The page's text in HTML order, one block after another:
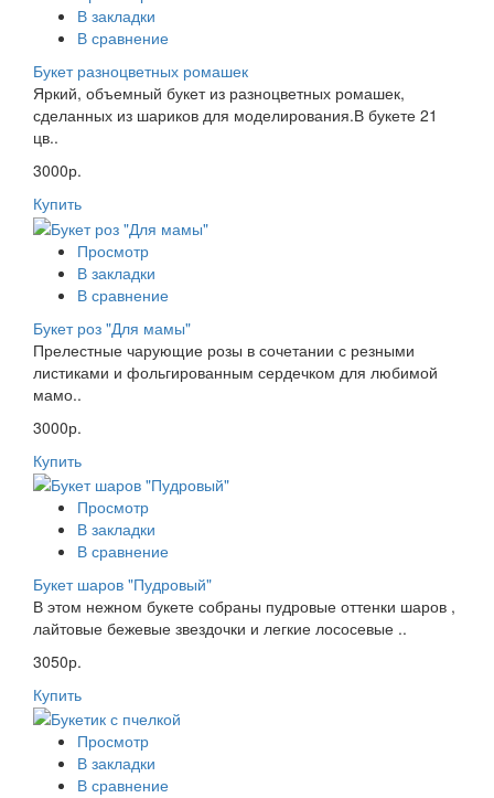
В закладки
В сравнение
Букет разноцветных ромашек
Яркий, объемный букет из разноцветных ромашек,
сделанных из шариков для моделирования.В букете 21
цв..
3000р.
Купить
Просмотр
В закладки
В сравнение
Букет роз "Для мамы"
Прелестные чарующие розы в сочетании с резными
листиками и фольгированным сердечком для любимой
мамо..
3000р.
Купить
Просмотр
В закладки
В сравнение
Букет шаров "Пудровый"
В этом нежном букете собраны пудровые оттенки шаров ,
лайтовые бежевые звездочки и легкие лососевые ..
3050р.
Купить
Просмотр
В закладки
В сравнение